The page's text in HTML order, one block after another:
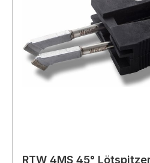
RTW 4MS 45°